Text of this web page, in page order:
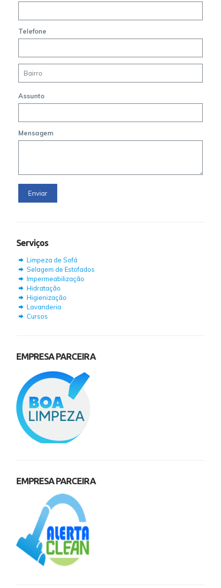
Telefone
Assunto
Mensagem
Serviços
Limpeza de Sofá
Selagem de Estofados
Impermeabilização
Hidratação
Higienização
Lavanderia
Cursos
EMPRESA PARCEIRA
EMPRESA PARCEIRA